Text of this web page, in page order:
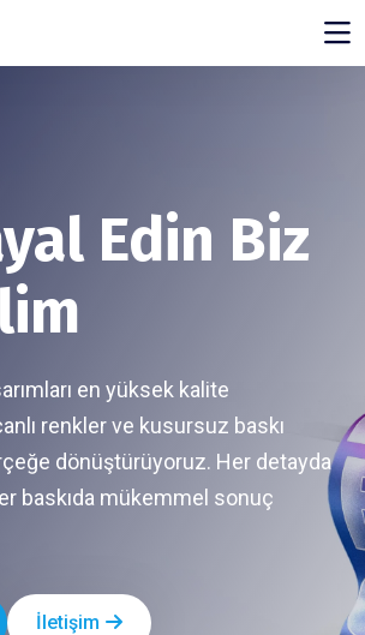
Edin Biz
en yüksek kalite
renkler ve kusursuz baskı
dönüştürüyoruz. Her detayda
baskıda mükemmel sonuç
İletişim